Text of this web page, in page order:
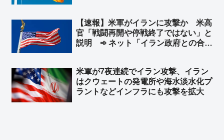
【速報】米軍がイランに攻撃か 米高
官「戦闘再開や停戦終了ではない」と
説明 ➾ ネット「イラン政府との合意
米軍が7夜連続でイラン攻撃、イラン
はクウェートの発電所や‌海水淡水化プ
ラントなどインフラにも攻撃を拡大